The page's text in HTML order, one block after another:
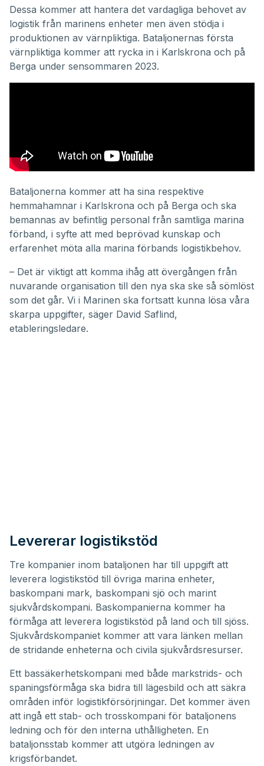
Dessa kommer att hantera det vardagliga behovet av
logistik från marinens enheter men även stödja i
produktionen av värnpliktiga. Bataljonernas första
värnpliktiga kommer att rycka in i Karlskrona och på
Berga under sensommaren 2023.
Bataljonerna kommer att ha sina respektive
hemmahamnar i Karlskrona och på Berga och ska
bemannas av befintlig personal från samtliga marina
förband, i syfte att med beprövad kunskap och
erfarenhet möta alla marina förbands logistikbehov.
– Det är viktigt att komma ihåg att övergången från
nuvarande organisation till den nya ska ske så sömlöst
som det går. Vi i Marinen ska fortsatt kunna lösa våra
skarpa uppgifter, säger David Saflind,
etableringsledare.
Levererar logistikstöd
Tre kompanier inom bataljonen har till uppgift att
leverera logistikstöd till övriga marina enheter,
baskompani mark, baskompani sjö och marint
sjukvårdskompani. Baskompanierna kommer ha
förmåga att leverera logistikstöd på land och till sjöss.
Sjukvårdskompaniet kommer att vara länken mellan
de stridande enheterna och civila sjukvårdsresurser.
Ett bassäkerhetskompani med både markstrids- och
spaningsförmåga ska bidra till lägesbild och att säkra
områden inför logistikförsörjningar. Det kommer även
att ingå ett stab- och trosskompani för bataljonens
ledning och för den interna uthålligheten. En
bataljonsstab kommer att utgöra ledningen av
krigsförbandet.